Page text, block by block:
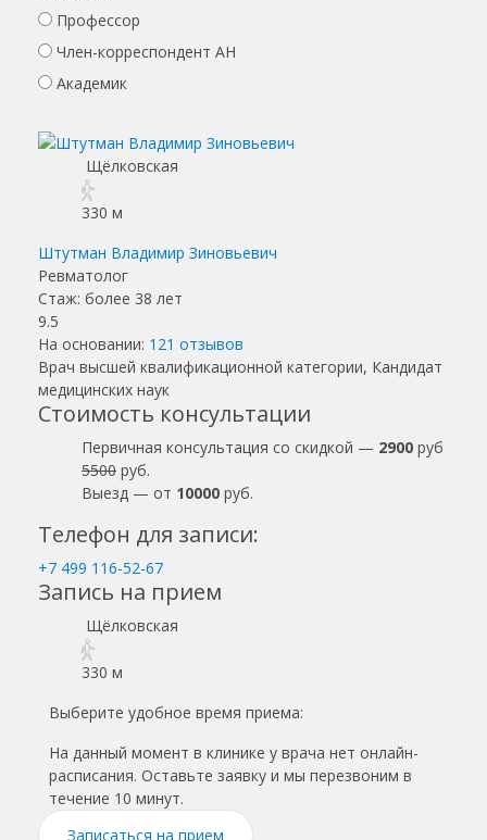
Профессор
Член-корреспондент АН
Академик
Щёлковская
330 м
Штутман Владимир Зиновьевич
Ревматолог
Стаж: более 38 лет
9.5
На основании: 121 отзывов
Врач высшей квалификационной категории, Кандидат
медицинских наук
Стоимость консультации
Первичная консультация со скидкой — 2900 руб
5500 руб.
Выезд — от 10000 руб.
Телефон для записи:
+7 499 116-52-67
Запись на прием
Щёлковская
330 м
Выберите удобное время приема:
На данный момент в клинике у врача нет онлайн-
расписания. Оставьте заявку и мы перезвоним в
течение 10 минут.
Записаться на прием